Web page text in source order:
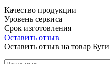
Качество продукции
Уровень сервиса
Срок изготовления
Оставить отзыв
Оставить отзыв на товар Буги